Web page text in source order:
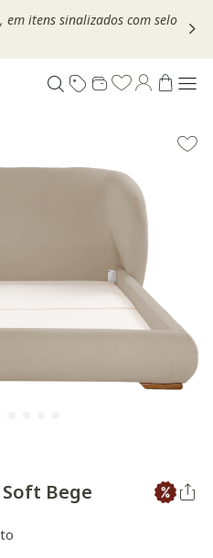
itens sinalizados com selo
Bege